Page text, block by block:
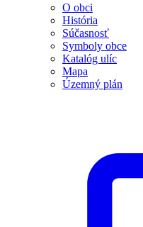
O obci
História
Súčasnosť
Symboly obce
Katalóg ulíc
Mapa
Územný plán